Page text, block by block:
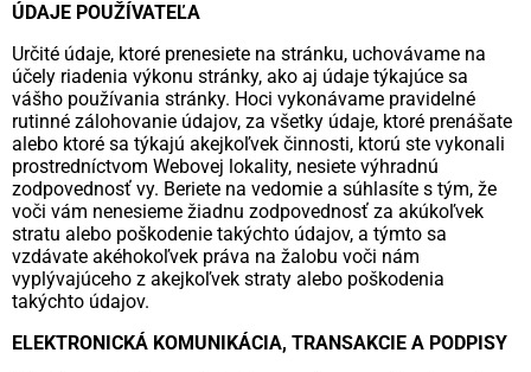
ÚDAJE POUŽÍVATEĽA
Určité údaje, ktoré prenesiete na stránku, uchovávame na
účely riadenia výkonu stránky, ako aj údaje týkajúce sa
vášho používania stránky. Hoci vykonávame pravidelné
rutinné zálohovanie údajov, za všetky údaje, ktoré prenášate
alebo ktoré sa týkajú akejkoľvek činnosti, ktorú ste vykonali
prostredníctvom Webovej lokality, nesiete výhradnú
zodpovednosť vy. Beriete na vedomie a súhlasíte s tým, že
voči vám nenesieme žiadnu zodpovednosť za akúkoľvek
stratu alebo poškodenie takýchto údajov, a týmto sa
vzdávate akéhokoľvek práva na žalobu voči nám
vyplývajúceho z akejkoľvek straty alebo poškodenia
takýchto údajov.
ELEKTRONICKÁ KOMUNIKÁCIA, TRANSAKCIE A PODPISY